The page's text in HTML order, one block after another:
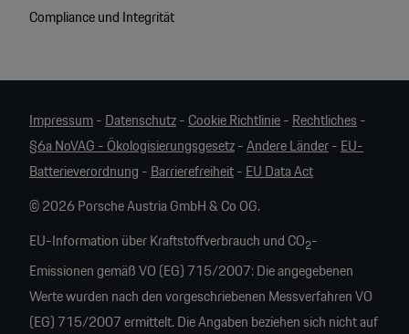
Compliance und Integrität
Impressum- Datenschutz- Cookie Richtlinie- Rechtliches -
§6a NoVAG - Ökologisierungsgesetz-Andere Länder- EU-
Batterieverordnung - Barrierefreiheit- EU Data Act
© 2026 Porsche Austria GmbH & Co OG.
EU-Information über Kraftstoffverbrauch und CO2-
Emissionen gemäß VO (EG) 715/2007: Die angegebenen
Werte wurden nach den vorgeschriebenen Messverfahren VO
(EG) 715/2007 ermittelt. Die Angaben beziehen sich nicht auf